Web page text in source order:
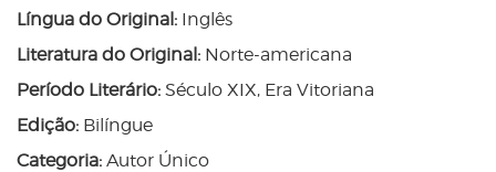
Língua do Original: Inglês
Literatura do Original: Norte-americana
Período Literário: Século XIX, Era Vitoriana
Edição: Bilíngue
Categoria: Autor Único